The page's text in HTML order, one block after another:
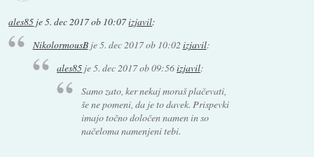
ales85 je5. dec 2017 ob 10:07izjavil:
NikolormousBje5. dec 2017 ob 10:02 izjavil:
ales85 je5. dec 2017 ob 09:56izjavil:
Samo zato, ker nekaj moraš plačevati,
še ne pomeni, da je to davek. Prispevki
imajo točno določen namen in so
načeloma namenjeni tebi.